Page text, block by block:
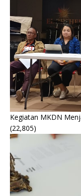
Kegiatan MKDN
(22,805)